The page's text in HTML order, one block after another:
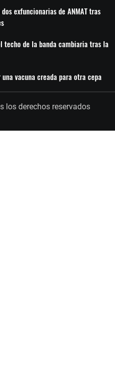
exfuncionarias de ANMAT tras
techo de la banda cambiaria tras la
vacuna creada para otra cepa
los derechos reservados